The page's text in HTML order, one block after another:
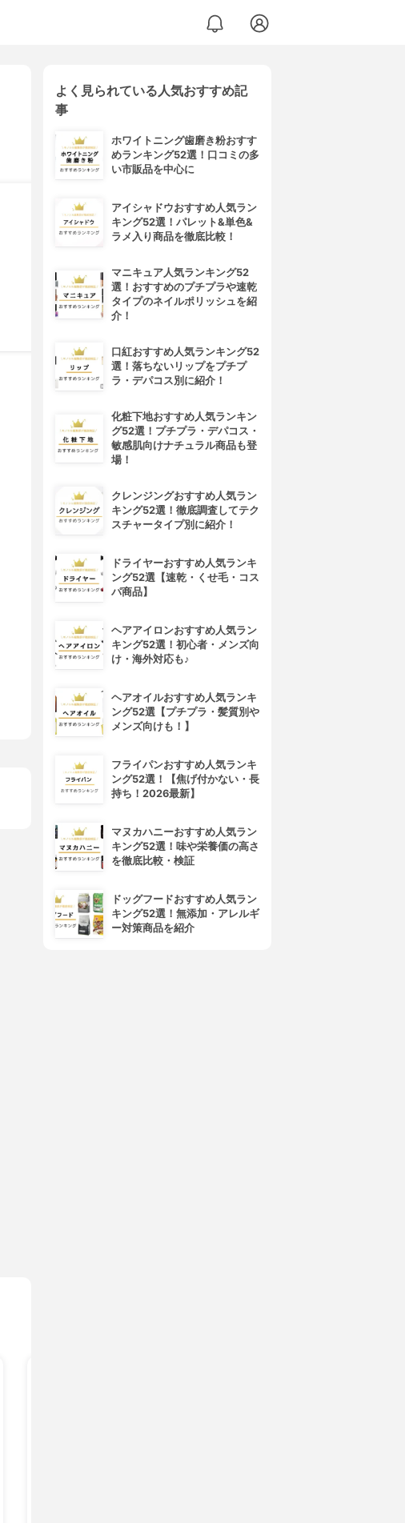
よく見られている人気おすすめ記
事
ホワイトニング歯磨き粉おすす
めランキング52選！口コミの多
い市販品を中心に
アイシャドウおすすめ人気ラン
キング52選！パレット&単色&
ラメ入り商品を徹底比較！
マニキュア人気ランキング52
選！おすすめのプチプラや速乾
タイプのネイルポリッシュを紹
介！
口紅おすすめ人気ランキング52
選！落ちないリップをプチプ
ラ・デパコス別に紹介！
化粧下地おすすめ人気ランキン
グ52選！プチプラ・デパコス・
敏感肌向けナチュラル商品も登
場！
クレンジングおすすめ人気ラン
キング52選！徹底調査してテク
スチャータイプ別に紹介！
ドライヤーおすすめ人気ランキ
ング52選【速乾・くせ毛・コス
パ商品】
ヘアアイロンおすすめ人気ラン
キング52選！初心者・メンズ向
け・海外対応も♪
ヘアオイルおすすめ人気ランキ
ング52選【プチプラ・髪質別や
メンズ向けも！】
フライパンおすすめ人気ランキ
ング52選！【焦げ付かない・長
持ち！2026最新】
マヌカハニーおすすめ人気ラン
キング52選！味や栄養価の高さ
を徹底比較・検証
ドッグフードおすすめ人気ラン
キング52選！無添加・アレルギ
ー対策商品を紹介